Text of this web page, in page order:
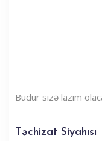
Budur sizə lazım
Təchizat Siyahısı